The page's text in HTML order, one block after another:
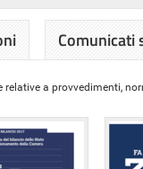
Comunicati
a provvedimenti,